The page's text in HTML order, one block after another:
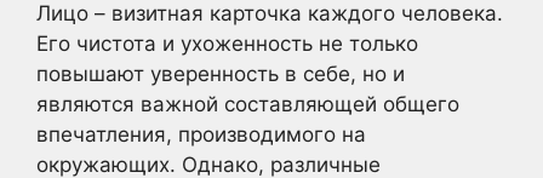
Лицо – визитная карточка каждого человека.
Его чистота и ухоженность не только
повышают уверенность в себе, но и
являются важной составляющей общего
впечатления, производимого на
окружающих. Однако, различные